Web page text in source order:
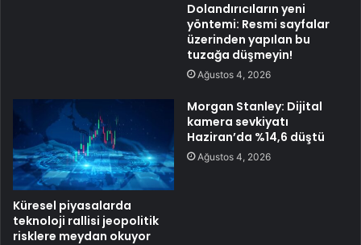
Dolandırıcıların yeni
yöntemi: Resmi sayfalar
üzerinden yapılan bu
tuzağa düşmeyin!
Ağustos 4, 2026
Küresel piyasalarda
teknoloji rallisi jeopolitik
risklere meydan okuyor
Morgan Stanley: Dijital
kamera sevkiyatı
Haziran’da %14,6 düştü
Ağustos 4, 2026